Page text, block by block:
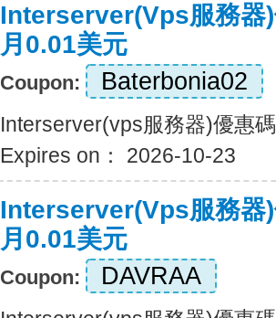
Interserver(vps服務器
月0.01美元
Coupon: Baterbonia02
Interserver(vps服務器)優惠
Expires on： 2026-10-23
Interserver(vps服務器
月0.01美元
Coupon: DAVRAA